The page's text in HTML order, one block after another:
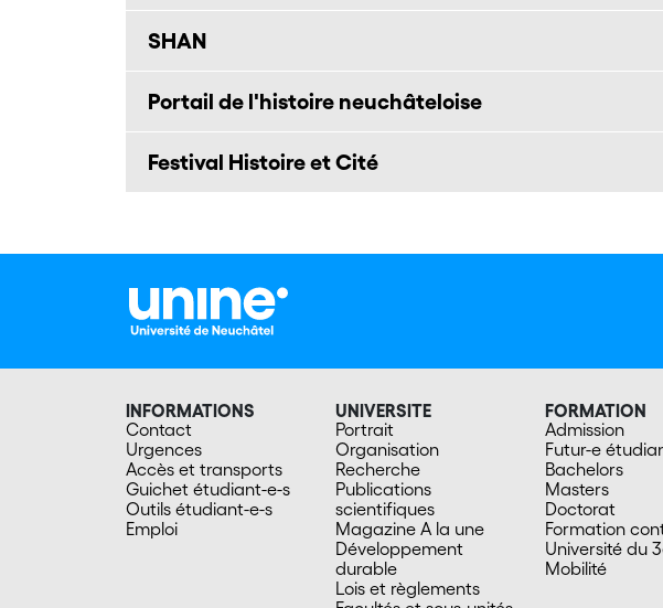
SHAN
Portail de l'histoire neuchâteloise
Festival Histoire et Cité
INFORMATIONS
Contact
Urgences
Accès et transports
Guichet étudiant-e-s
Outils étudiant-e-s
Emploi
UNIVERSITE
Portrait
Organisation
Recherche
Publications
scientifiques
Magazine A la une
Développement
durable
Lois et règlements
FORMATION
Admission
Futur-e
Bachelors
Masters
Doctorat
Formation
Université du
Mobilité